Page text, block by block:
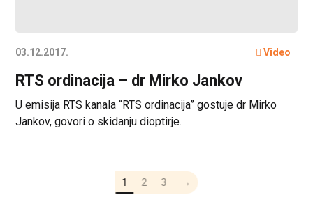
03.12.2017. Video
RTS ordinacija – dr Mirko Jankov
U emisija RTS kanala “RTS ordinacija” gostuje dr Mirko
Jankov, govori o skidanju dioptirje.
1 2 3 →